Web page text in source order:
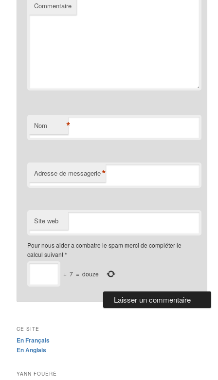
Commentaire
Nom *
Adresse de messagerie*
Site web
Pour nous aider a combatre le spam merci de compléter le
calcul suivant*
+ 7 = douze
CE SITE
En Français
En Anglais
YANN FOUÉRÉ